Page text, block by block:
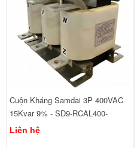
Cuộn Kháng Samdai 3P 400VAC
15Kvar 9% - SD9-RCAL400-
440/15
Liên hệ